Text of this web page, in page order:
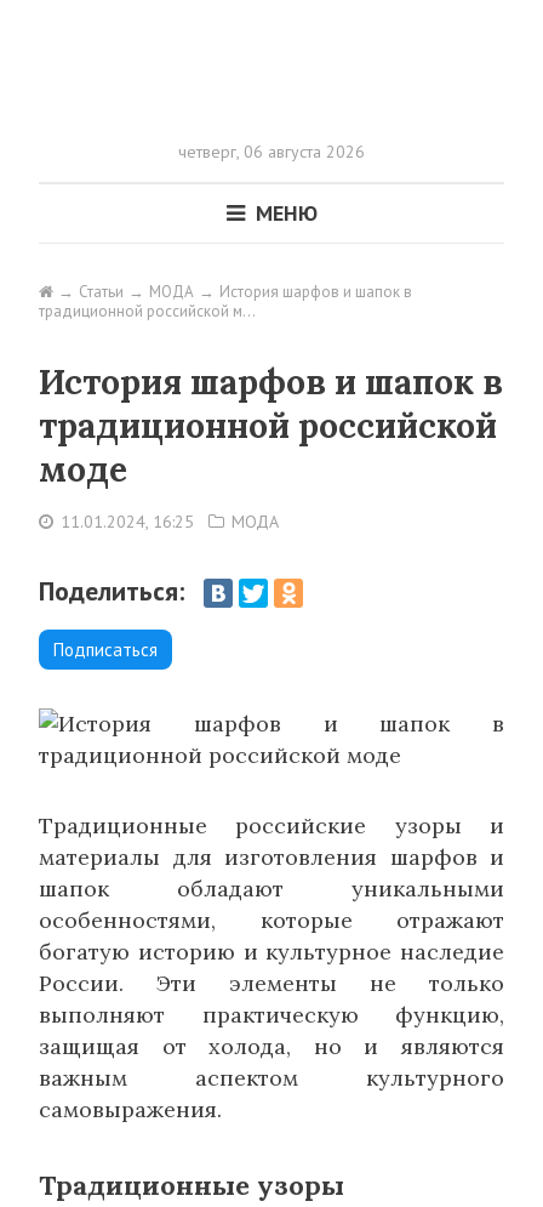
четверг, 06 августа 2026
МЕНЮ
Статьи МОДА
История шарфов и шапок в
традиционной российской м…
История шарфов и шапок в
традиционной российской
моде
11.01.2024, 16:25 МОДА
Поделиться:
Подписаться
Традиционные российские узоры и
материалы для изготовления шарфов и
шапок обладают уникальными
особенностями, которые отражают
богатую историю и культурное наследие
России. Эти элементы не только
выполняют практическую функцию,
защищая от холода, но и являются
важным аспектом культурного
самовыражения.
Традиционные узоры